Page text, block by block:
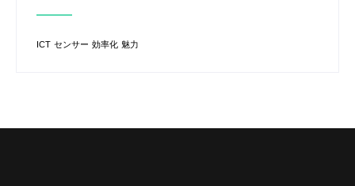
ICT センサー 効率化 魅力